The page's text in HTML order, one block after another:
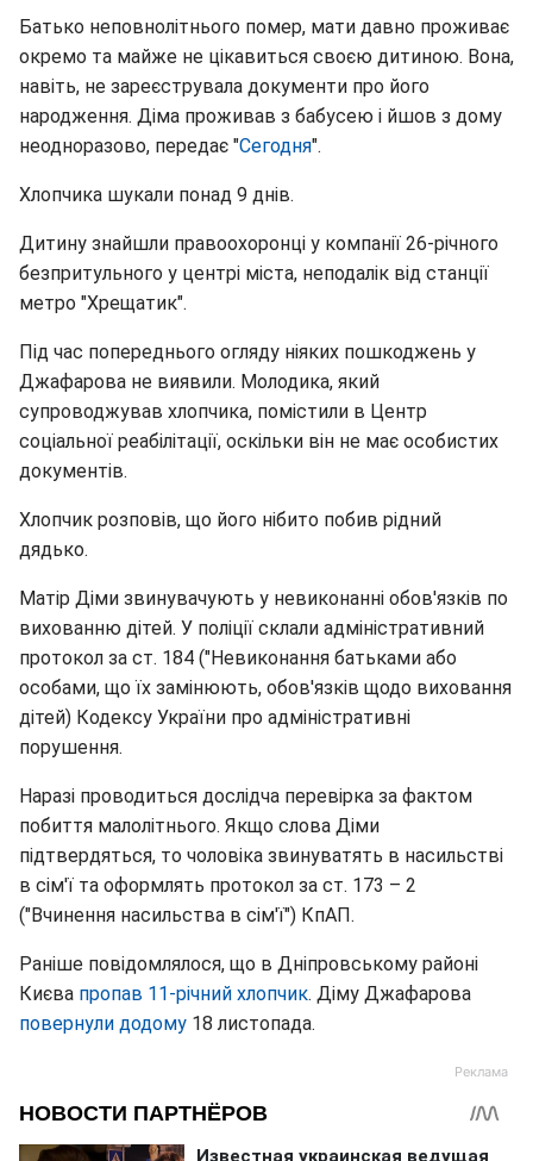
Батько неповнолітнього помер, мати давно проживає
окремо та майже не цікавиться своєю дитиною. Вона,
навіть, не зареєструвала документи про його
народження. Діма проживав з бабусею і йшов з дому
неодноразово, передає "Сегодня".
Хлопчика шукали понад 9 днів.
Дитину знайшли правоохоронці у компанії 26-річного
безпритульного у центрі міста, неподалік від станції
метро "Хрещатик".
Під час попереднього огляду ніяких пошкоджень у
Джафарова не виявили. Молодика, який
супроводжував хлопчика, помістили в Центр
соціальної реабілітації, оскільки він не має особистих
документів.
Хлопчик розповів, що його нібито побив рідний
дядько.
Матір Діми звинувачують у невиконанні обов'язків по
вихованню дітей. У поліції склали адміністративний
протокол за ст. 184 ("Невиконання батьками або
особами, що їх замінюють, обов'язків щодо виховання
дітей) Кодексу України про адміністративні
порушення.
Наразі проводиться дослідча перевірка за фактом
побиття малолітнього. Якщо слова Діми
підтвердяться, то чоловіка звинуватять в насильстві
в сім'ї та оформлять протокол за ст. 173 – 2
("Вчинення насильства в сім'ї") КпАП.
Раніше повідомлялося, що в Дніпровському районі
Києва пропав 11-річний хлопчик. Діму Джафарова
повернули додому 18 листопада.